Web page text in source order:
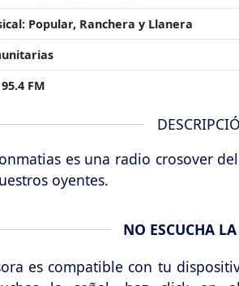
Popular, Ranchera y Llanera
95.4 FM
es una radio crosover
oyentes.
NO ESCUCHA
es compatible con tu